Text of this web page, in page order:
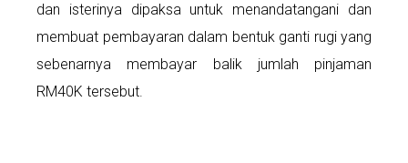
dan isterinya dipaksa untuk menandatangani dan
membuat pembayaran dalam bentuk ganti rugi yang
sebenarnya membayar balik jumlah pinjaman
RM40K tersebut.